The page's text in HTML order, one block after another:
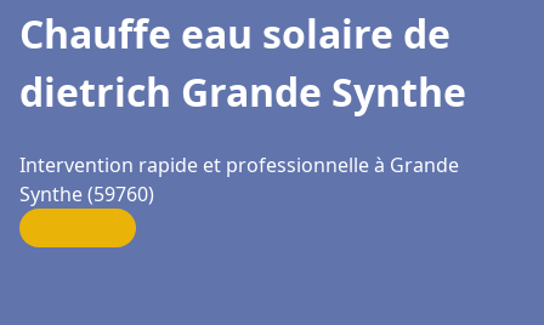
Chauffe eau solaire de
dietrich Grande Synthe
Intervention rapide et professionnelle à Grande
Synthe (59760)